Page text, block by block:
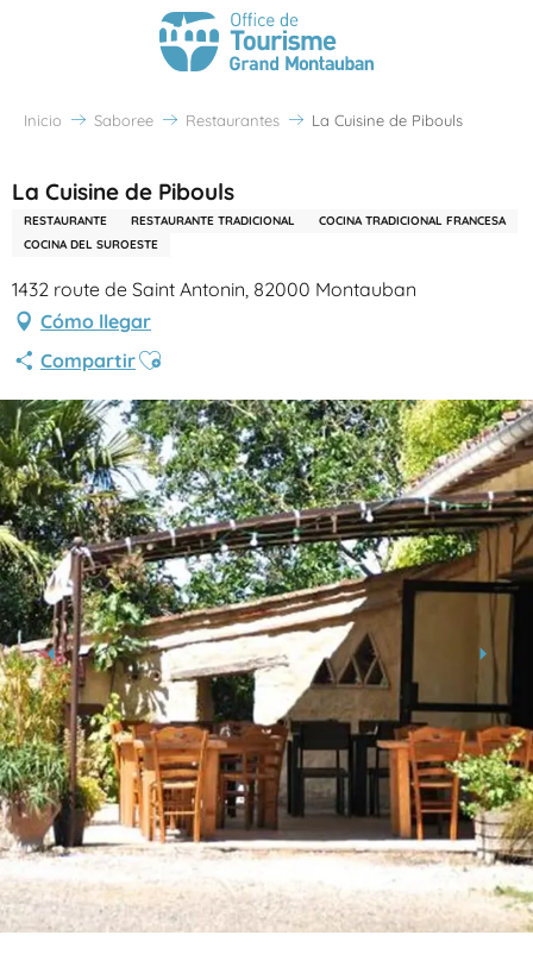
Inicio Saboree Restaurantes La Cuisine de Pibouls
La Cuisine de Pibouls
RESTAURANTE RESTAURANTE TRADICIONAL
COCINA TRADICIONAL FRANCESA
COCINA DEL SUROESTE
1432 route de Saint Antonin, 82000 Montauban
Cómo llegar
CompartirAjouter aux favoris